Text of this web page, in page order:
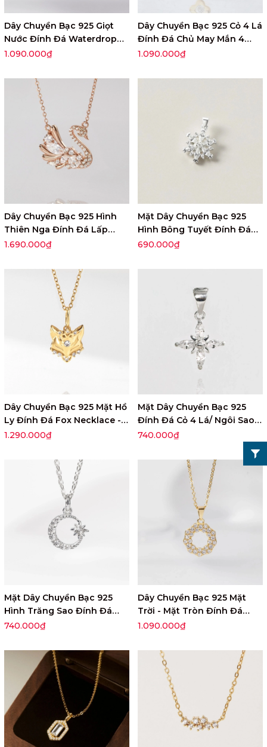
Dây Chuyền Bạc 925 Giọt
Nước Đính Đá Waterdrop
Square Stone - VCN31
1.090.000₫
Dây Chuyền Bạc 925 Cỏ 4 Lá
Đính Đá Chủ May Mắn 4
1.090.000₫
Dây Chuyền Bạc 925 Hình
Thiên Nga Đính Đá Lấp
Lánh Pretty Swan - VGN09
1.690.000₫
Mặt Dây Chuyền Bạc 925
Hình Bông Tuyết Đính Đá
Snow Pendant - VGP02
690.000₫
Dây Chuyền Bạc 925 Mặt Hồ
Ly Đính Đá Fox Necklace -
VGN18
1.290.000₫
Mặt Dây Chuyền Bạc 925
Đính Đá Cỏ 4 Lá/ Ngôi Sao 4
Cánh - VCP02
740.000₫
Mặt Dây Chuyền Bạc 925
Hình Trăng Sao Đính Đá
Moon Star Pendant - VCP01
740.000₫
Dây Chuyền Bạc 925 Mặt
Trời - Mặt Tròn Đính Đá
Circle Necklace -VCN513
1.090.000₫